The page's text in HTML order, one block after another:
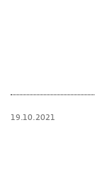
19.10.2021